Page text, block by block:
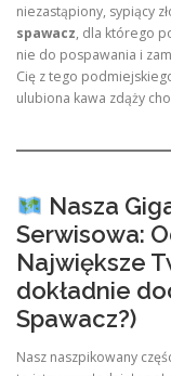
niezastąpiony, sypiący
spawacz, dla którego
nie do pospawania i
Cię z tego
ulubiona kawa zdąży
Nasza
Serwisowa:
Największe
dokładnie
Spawacz?)
Nasz naszpikowany